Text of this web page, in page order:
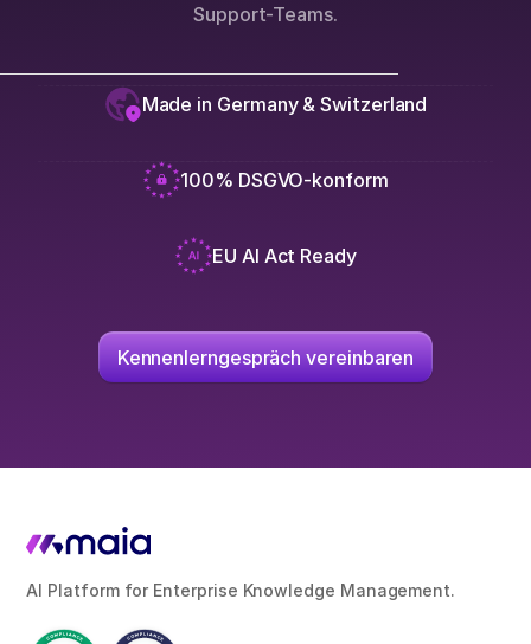
Support-Teams.
Made in Germany & Switzerland
100% DSGVO-konform
EU AI Act Ready
Kennenlerngespräch vereinbaren
AI Platform for Enterprise Knowledge Management.